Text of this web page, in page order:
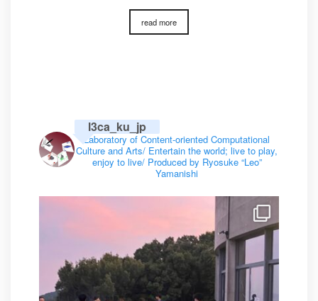
read more
l3ca_ku_jp
Laboratory of Content-oriented Computational
Culture and Arts/ Entertain the world; live to play,
enjoy to live/Produced by Ryosuke “Leo”
Yamanishi